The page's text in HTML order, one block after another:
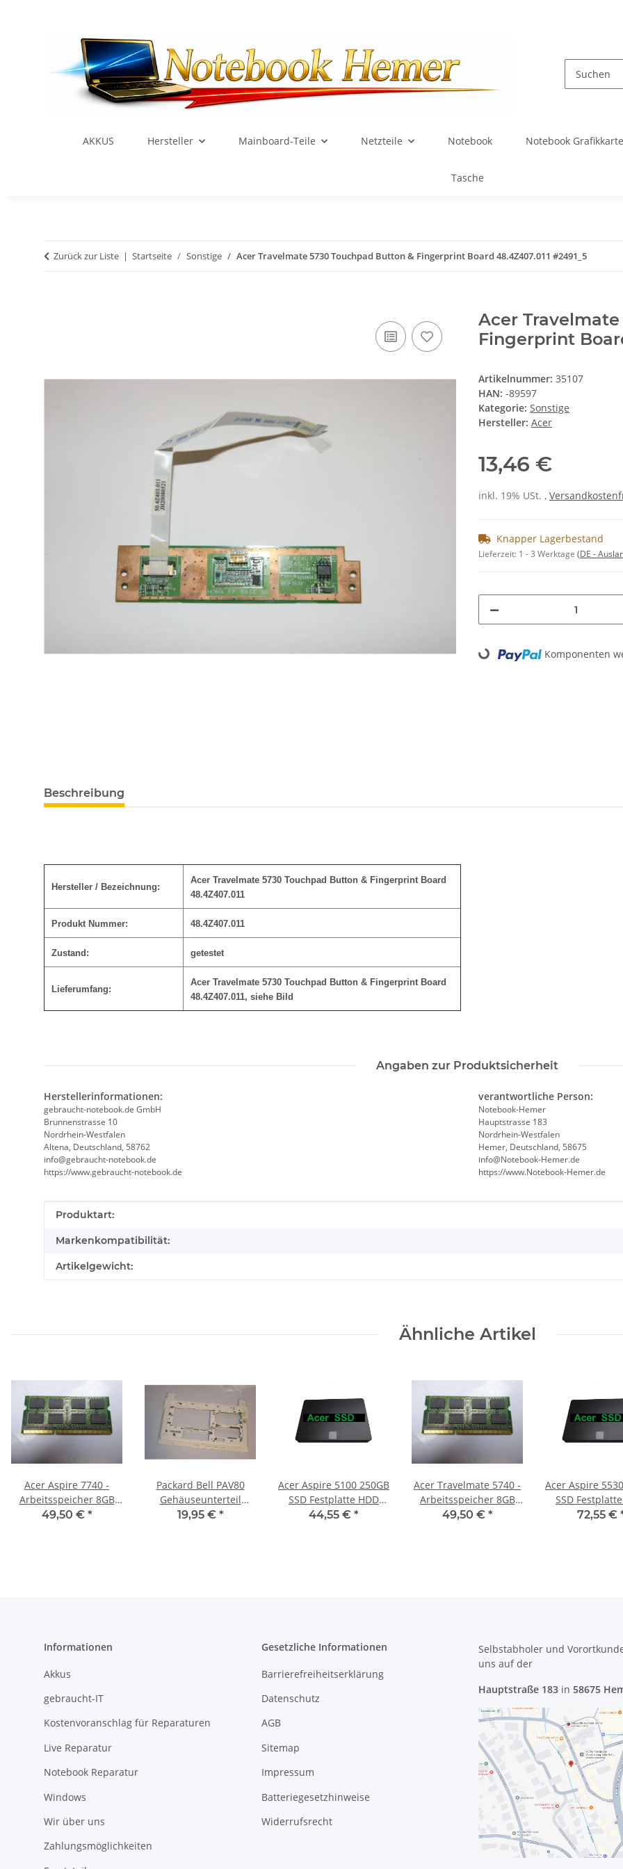
AKKUS Hersteller Mainboard-Teile Netzteile Notebook Notebook
Tasche
Zurück zur Liste Startseite Sonstige Acer Travelmate 5730 Touchpad Button & Fingerprint Board 48.4Z407.011 #2491_5
Acer
Fingerprint
Artikelnummer: 35107
HAN: -89597
Kategorie: Sonstige
Hersteller: Acer
13,46 €
inkl. 19% USt. ,
Knapper Lagerbestand
Lieferzeit: 1 - 3 Werktage (DE -
Loading... Komponenten
Beschreibung
Hersteller / Bezeichnung:
Acer Travelmate 5730 Touchpad Button & Fingerprint Board
48.4Z407.011
Produkt Nummer: 48.4Z407.011
Zustand: getestet
Lieferumfang:
Acer Travelmate 5730 Touchpad Button & Fingerprint Board
48.4Z407.011, siehe Bild
Angaben zur Produktsicherheit
Herstellerinformationen:
gebraucht-notebook.de GmbH
Brunnenstrasse 10
Nordrhein-Westfalen
Altena, Deutschland, 58762
info@gebraucht-notebook.de
https://www.gebraucht-notebook.de
verantwortliche Person:
Notebook-Hemer
Hauptstrasse 183
Nordrhein-Westfalen
Hemer, Deutschland, 58675
info@Notebook-Hemer.de
https://www.Notebook-Hemer.de
Produkteigenschaft
Wert
Produktart:
Markenkompatibilität:
Artikelgewicht:
Ähnliche Artikel
Acer Aspire 7740 -
Arbeitsspeicher 8GB
RAM Memory DDR3
49,50 € *
Packard Bell PAV80
Gehäuseunterteil
Schale Bottom Base
19,95 € *
Acer Aspire 5100 250GB
SSD Festplatte HDD
SATA 2,5"
44,55 € *
Acer Travelmate 5740 -
Arbeitsspeicher 8GB
RAM Memory DDR3
49,50 € *
Acer Aspire 5530 500GB
SSD
SATA 2,5"
72,55 €
Informationen
Akkus
gebraucht-IT
Kostenvoranschlag für Reparaturen
Live Reparatur
Notebook Reparatur
Windows
Wir über uns
Zahlungsmöglichkeiten
Gesetzliche Informationen
Barrierefreiheitserklärung
Datenschutz
AGB
Sitemap
Impressum
Batteriegesetzhinweise
Widerrufsrecht
Selbstabholer und
uns auf der
Hauptstraße 183 in 58675